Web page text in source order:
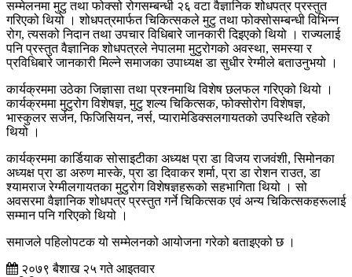
सम्मेलनमा मुटु तथा फोक्सो रोगसम्बन्धी २६ वटा वैज्ञानिक शोधपत्र प्रस्तुत
गरिएको थियो । शोधपत्रमार्फत चिकित्सकले मुटु तथा फोक्सोसम्बन्धी विभिन्न
रोग, त्यसको निदान तथा उपचार विधिबारे जानकारी दिइएको थियो । राज्यलाई
पनि प्रस्तुत वैज्ञानिक शोधपत्रले नेपालमा मुटुरोगको अवस्था, समस्या र
प्रविधिबारे जानकारी मिल्ने समाजका उपाध्यक्ष डा सुधीर रेग्मीले बताउनुभयो ।
कार्यक्रममा उठेका जिज्ञासा तथा प्रश्नमाथि विशेष छलफल गरिएको थियो ।
कार्यक्रममा मुटुरोग विशेषज्ञ, मुटु शल्य चिकित्सक, फोक्सोरोग विशेषज्ञ,
भास्कुलर सर्जन, फिजिसियन, नर्स, प्यारामेडिक्सलगायतको उपस्थिति रहेको
थियो ।
कार्यक्रममा कार्डियाक सोसाइटीका अध्यक्ष प्रा डा विजय राजवंशी, सिमोनका
अध्यक्ष प्रा डा अरुण मास्के, प्रा डा दिवाकर शर्मा, प्रा डा रोशन राउत, डा
श्यामराज रेग्मीलगायतका मुटुरोग विशेषज्ञहरूको सहभागिता थियो । सो
अवसरमा वैज्ञानिक शोधपत्र प्रस्तुत गर्ने चिकित्सक एवं अन्य चिकित्सकहरूलाई
सम्मान पनि गरिएको थियो ।
समाजले पहिलोपटक यो सम्मेलनको आयोजना गरेको बताइएको छ ।
२०७९ बैशाख २५ गते आइतवार